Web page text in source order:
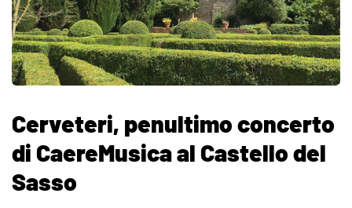
Cerveteri, penultimo concerto
di CaereMusica al Castello del
Sasso